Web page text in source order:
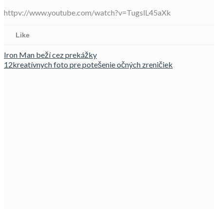
httpv://www.youtube.com/watch?v=TugslL45aXk
Like
Iron Man beží cez prekážky
12kreatívnych foto pre potešenie očných zreničiek